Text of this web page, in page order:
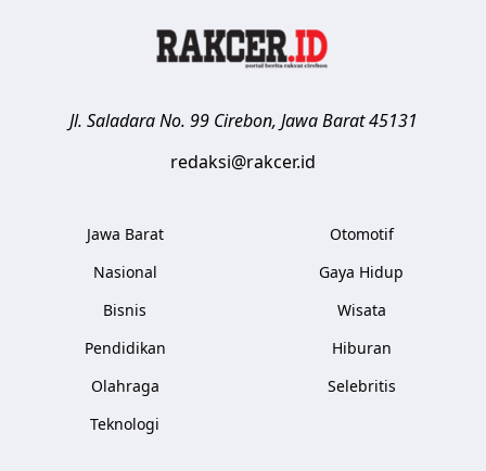
Jl. Saladara No. 99 Cirebon, Jawa Barat 45131
redaksi@rakcer.id
Jawa Barat
Nasional
Bisnis
Pendidikan
Olahraga
Teknologi
Otomotif
Gaya Hidup
Wisata
Hiburan
Selebritis